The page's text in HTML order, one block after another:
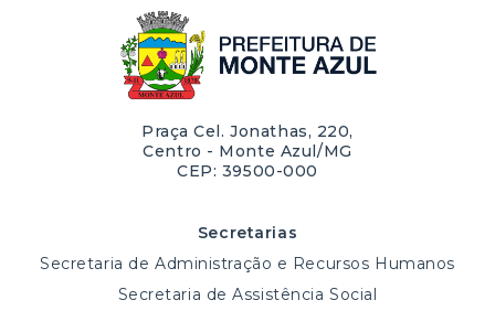
Praça Cel. Jonathas, 220,
Centro - Monte Azul/MG
CEP: 39500-000
Secretarias
Secretaria de Administração e Recursos Humanos
Secretaria de Assistência Social